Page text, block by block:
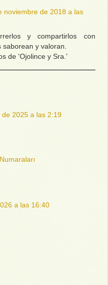
noviembre de 2018 a las
y compartirlos con
y valoran.
de 'Ojolince y Sra.'
2025 a las 2:19
a las 16:40